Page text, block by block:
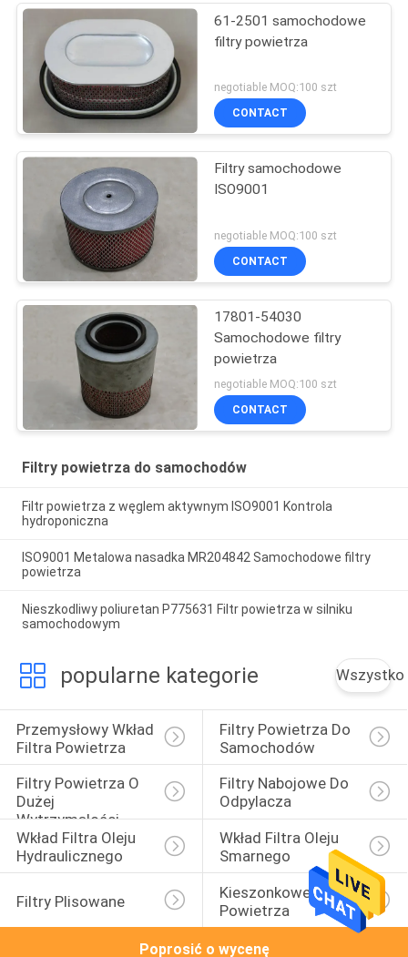
61-2501 samochodowe
filtry powietrza
negotiable MOQ:100 szt
CONTACT
Filtry samochodowe
ISO9001
negotiable MOQ:100 szt
CONTACT
17801-54030
Samochodowe filtry
powietrza
negotiable MOQ:100 szt
CONTACT
Filtry powietrza do samochodów
Filtr powietrza z węglem aktywnym ISO9001 Kontrola
hydroponiczna
ISO9001 Metalowa nasadka MR204842 Samochodowe filtry
powietrza
Nieszkodliwy poliuretan P775631 Filtr powietrza w silniku
samochodowym
popularne kategorie Wszystko
Przemysłowy Wkład
Filtra Powietrza
Filtry Powietrza Do
Samochodów
Filtry Powietrza O
Dużej
Wytrzymałości
Filtry Nabojowe Do
Odpylacza
Wkład Filtra Oleju
Hydraulicznego
Wkład Filtra Oleju
Smarnego
Filtry Plisowane
Kieszonkowe Filtry
Powietrza
Poprosić o wycenę